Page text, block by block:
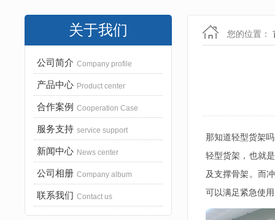
关于我们
公司简介 Company profile
产品中心 Product center
合作案例 Cooperation Case
服务支持 service support
新闻中心 News center
公司相册 Company album
联系我们 Contact us
您的位置：
那知道轻型货架
轻型货架，也就
及支撑骨架。而
可以满足紧急使